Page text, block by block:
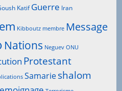
Katif Guerre Iran
Kibboutz membre Message
Nations Neguev ONU
Protestant
Samarieshalom